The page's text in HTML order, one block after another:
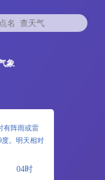
象
有阵雨或雷
度。明天相对
04时